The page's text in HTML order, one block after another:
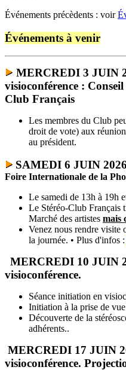
Événements précèdents : voir
Événements à venir
MERCREDI 3 JUIN
visioconférence :
Club Français
Les membres du Club
droit de vote) aux
au président.
SAMEDI 6 JUIN
Foire Internationale de la
Le samedi de 13h à 19h
Le Stéréo-Club Français
Marché des artistes mais
Venez nous rendre visite
la journée. • Plus d'infos :
MERCREDI 10 JUIN
visioconférence.
Séance initiation en
Initiation à la prise de
Découverte de la
adhérents..
MERCREDI 17 JUIN
visioconférence.